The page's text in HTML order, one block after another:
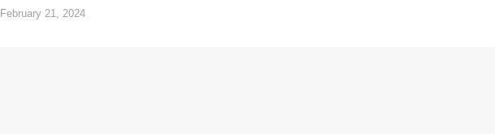
February 21, 2024